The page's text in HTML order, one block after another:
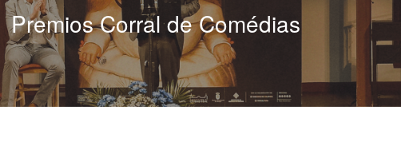
Premios Corral de Comédias